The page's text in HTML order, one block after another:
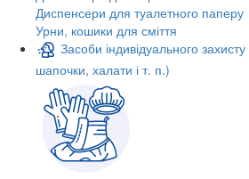
Диспенсери для туалетного паперу
Урни, кошики для сміття
Засоби індивідуального
шапочки, халати і т. п.)